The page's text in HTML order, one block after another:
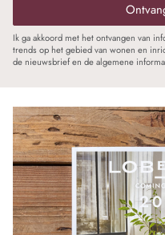
Ik ga akkoord met het ontvangen van
trends op het gebied van wonen en
de nieuwsbrief en de algemene